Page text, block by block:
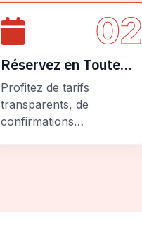
02
Réservez en Toute
Sécurité
Profitez de tarifs
transparents, de
confirmations